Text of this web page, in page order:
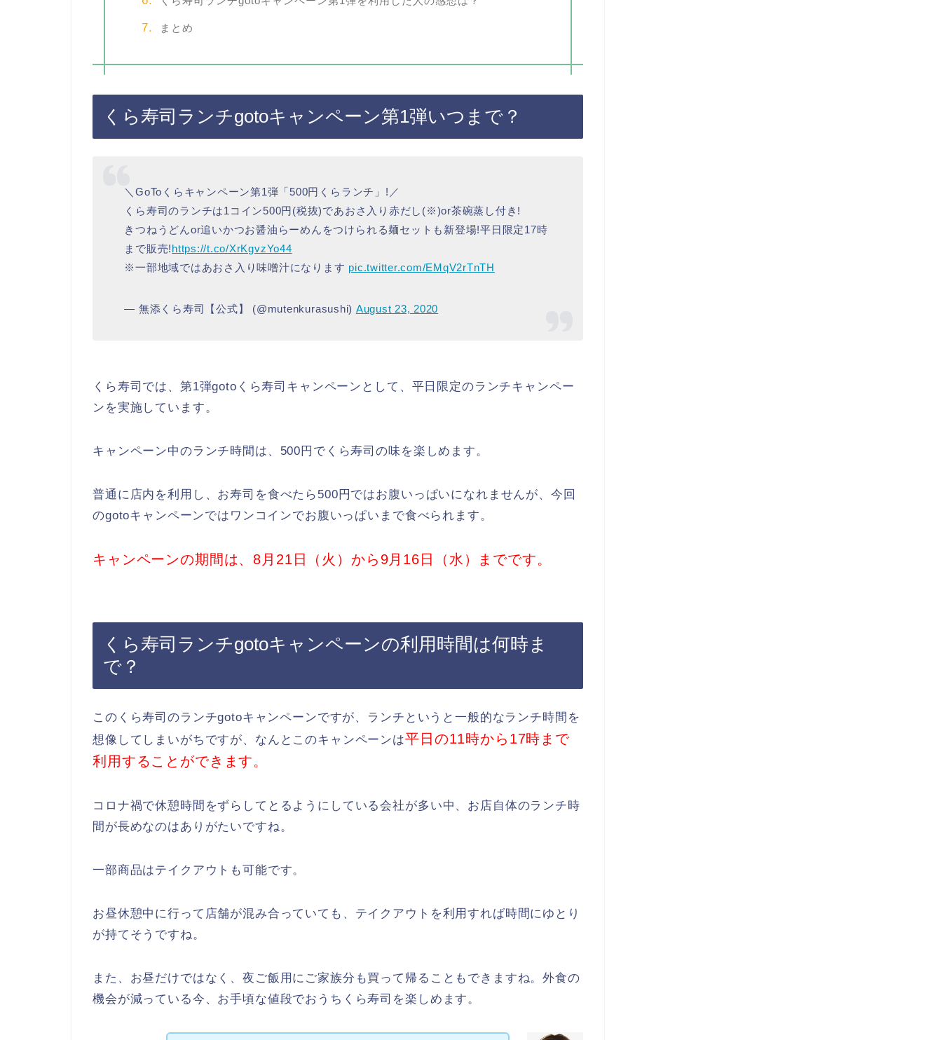
まとめ
くら寿司ランチgotoキャンペーン第1弾いつまで？
＼GoToくらキャンペーン第1弾「500円くらランチ」!／
くら寿司のランチは1コイン500円(税抜)であおさ入り赤だし(※)or茶碗蒸し付き!
きつねうどんor追いかつお醤油らーめんをつけられる麺セットも新登場!平日限定17時
まで販売!https://t.co/XrKgvzYo44
※一部地域ではあおさ入り味噌汁になります pic.twitter.com/EMqV2rTnTH
— 無添くら寿司【公式】 (@mutenkurasushi) August 23, 2020
くら寿司では、第1弾gotoくら寿司キャンペーンとして、平日限定のランチキャンペー
ンを実施しています。
キャンペーン中のランチ時間は、500円でくら寿司の味を楽しめます。
普通に店内を利用し、お寿司を食べたら500円ではお腹いっぱいになれませんが、今回
のgotoキャンペーンではワンコインでお腹いっぱいまで食べられます。
キャンペーンの期間は、8月21日（火）から9月16日（水）までです。
くら寿司ランチgotoキャンペーンの利用時間は何時ま
で？
このくら寿司のランチgotoキャンペーンですが、ランチというと一般的なランチ時間を
想像してしまいがちですが、なんとこのキャンペーンは平日の11時から17時まで
利用することができます。
コロナ禍で休憩時間をずらしてとるようにしている会社が多い中、お店自体のランチ時
間が長めなのはありがたいですね。
一部商品はテイクアウトも可能です。
お昼休憩中に行って店舗が混み合っていても、テイクアウトを利用すれば時間にゆとり
が持てそうですね。
また、お昼だけではなく、夜ご飯用にご家族分も買って帰ることもできますね。外食の
機会が減っている今、お手頃な値段でおうちくら寿司を楽しめます。